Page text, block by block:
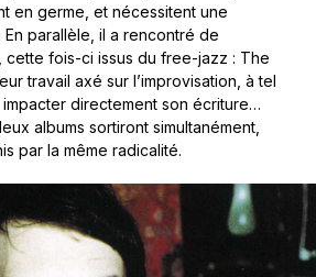
en germe, et nécessitent une
parallèle, il a rencontré de
cette fois-ci issus du free-jazz : The
travail axé sur l’improvisation, à tel
directement son écriture…
albums sortiront simultanément,
par la même radicalité.